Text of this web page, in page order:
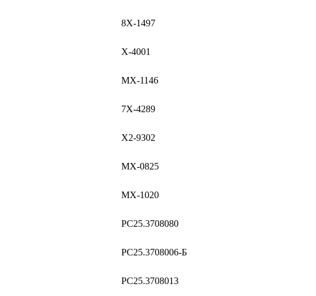
8Х-1497
Х-4001
МХ-1146
7Х-4289
Х2-9302
МХ-0825
МХ-1020
РС25.3708080
РС25.3708006-Б
РС25.3708013